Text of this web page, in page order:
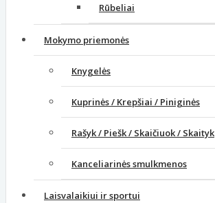
Rūbeliai
Mokymo priemonės
Knygelės
Kuprinės / Krepšiai / Piniginės
Rašyk / Piešk / Skaičiuok / Skaityk
Kanceliarinės smulkmenos
Laisvalaikiui ir sportui